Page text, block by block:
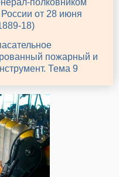
полковником
от 28 июня
18)
пожарный и
Тема 9